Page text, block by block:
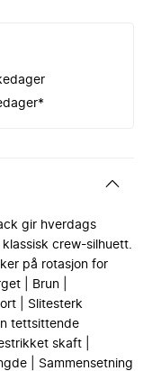
gir hverdags
crew-silhuett.
på rotasjon for
| Brun |
| Slitesterk
tettsittende
skaft |
| Sammensetning